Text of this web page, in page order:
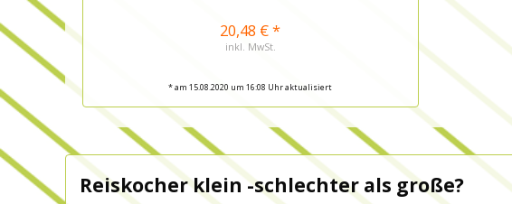
20,48 € *
inkl. MwSt.
* am 15.08.2020 um 16:08 Uhr aktualisiert
Reiskocher klein -schlechter als große?